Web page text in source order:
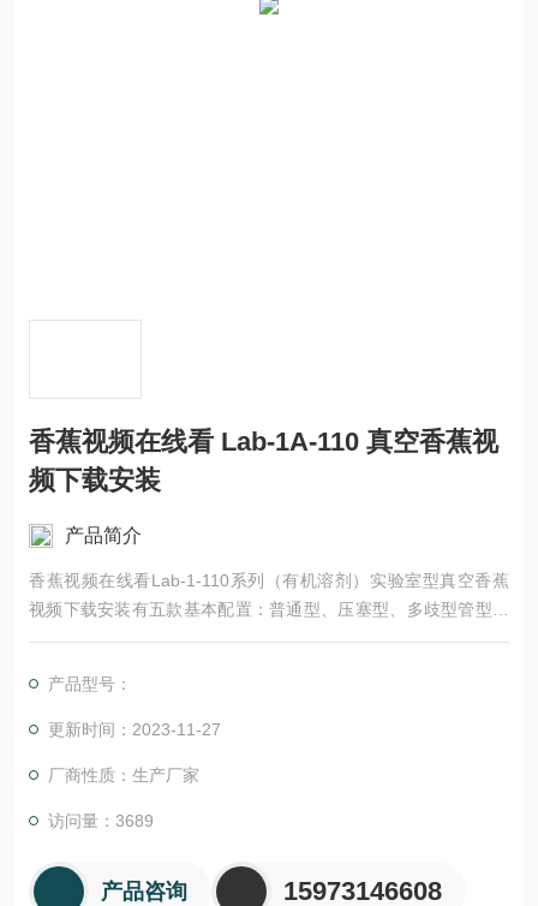
香蕉视频在线看 Lab-1A-110 真空香蕉视
频下载安装
产品简介
香蕉视频在线看Lab-1-110系列（有机溶剂）实验室型真空香蕉
视频下载安装有五款基本配置：普通型、压塞型、多歧型管型、
多歧管压塞型，T型多歧管型（24只）。五款可冻干样品类型：
视频在线看 Lab-1A-110 真空香蕉视频下载安装
产品型号：
更新时间：2023-11-27
厂商性质：生产厂家
访问量：3689
产品咨询 15973146608